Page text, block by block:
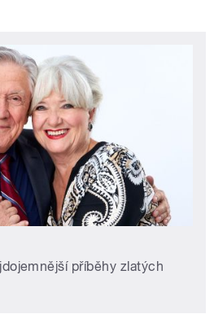
příběhy zlatých